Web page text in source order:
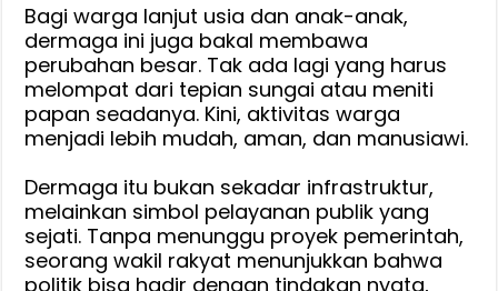
Bagi warga lanjut usia dan anak-anak,
dermaga ini juga bakal membawa
perubahan besar. Tak ada lagi yang harus
melompat dari tepian sungai atau meniti
papan seadanya. Kini, aktivitas warga
menjadi lebih mudah, aman, dan manusiawi.
‎Dermaga itu bukan sekadar infrastruktur,
melainkan simbol pelayanan publik yang
sejati. Tanpa menunggu proyek pemerintah,
seorang wakil rakyat menunjukkan bahwa
politik bisa hadir dengan tindakan nyata,